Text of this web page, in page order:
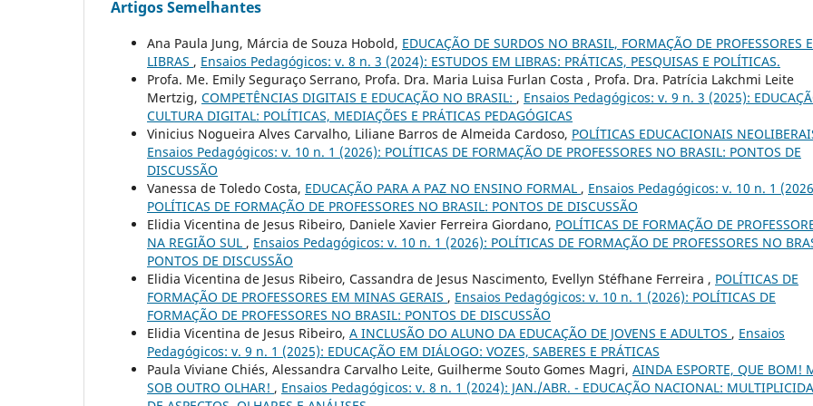
Artigos Semelhantes
Ana Paula Jung, Márcia de Souza Hobold, EDUCAÇÃO DE SURDOS NO BRASIL, FORMAÇÃO DE PROFESSORES
LIBRAS , Ensaios Pedagógicos: v. 8 n. 3 (2024): ESTUDOS EM LIBRAS: PRÁTICAS, PESQUISAS E POLÍTICAS.
Profa. Me. Emily Seguraço Serrano, Profa. Dra. Maria Luisa Furlan Costa , Profa. Dra. Patrícia Lakchmi Leite
Mertzig, COMPETÊNCIAS DIGITAIS E EDUCAÇÃO NO BRASIL: , Ensaios Pedagógicos: v. 9 n. 3 (2025):
CULTURA DIGITAL: POLÍTICAS, MEDIAÇÕES E PRÁTICAS PEDAGÓGICAS
Vinicius Nogueira Alves Carvalho, Liliane Barros de Almeida Cardoso, POLÍTICAS EDUCACIONAIS
Ensaios Pedagógicos: v. 10 n. 1 (2026): POLÍTICAS DE FORMAÇÃO DE PROFESSORES NO BRASIL: PONTOS DE
DISCUSSÃO
Vanessa de Toledo Costa, EDUCAÇÃO PARA A PAZ NO ENSINO FORMAL , Ensaios Pedagógicos: v. 10 n. 1
POLÍTICAS DE FORMAÇÃO DE PROFESSORES NO BRASIL: PONTOS DE DISCUSSÃO
Elidia Vicentina de Jesus Ribeiro, Daniele Xavier Ferreira Giordano, POLÍTICAS DE FORMAÇÃO DE
NA REGIÃO SUL , Ensaios Pedagógicos: v. 10 n. 1 (2026): POLÍTICAS DE FORMAÇÃO DE PROFESSORES NO
PONTOS DE DISCUSSÃO
Elidia Vicentina de Jesus Ribeiro, Cassandra de Jesus Nascimento, Evellyn Stéfhane Ferreira , POLÍTICAS DE
FORMAÇÃO DE PROFESSORES EM MINAS GERAIS , Ensaios Pedagógicos: v. 10 n. 1 (2026): POLÍTICAS DE
FORMAÇÃO DE PROFESSORES NO BRASIL: PONTOS DE DISCUSSÃO
Elidia Vicentina de Jesus Ribeiro, A INCLUSÃO DO ALUNO DA EDUCAÇÃO DE JOVENS E ADULTOS , Ensaios
Pedagógicos: v. 9 n. 1 (2025): EDUCAÇÃO EM DIÁLOGO: VOZES, SABERES E PRÁTICAS
Paula Viviane Chiés, Alessandra Carvalho Leite, Guilherme Souto Gomes Magri, AINDA ESPORTE, QUE BOM!
SOB OUTRO OLHAR! , Ensaios Pedagógicos: v. 8 n. 1 (2024): JAN./ABR. - EDUCAÇÃO NACIONAL: